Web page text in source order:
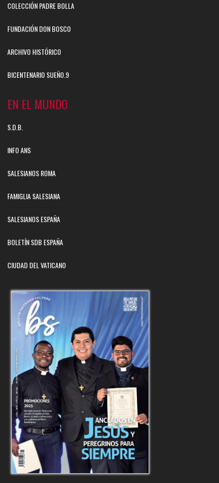
COLECCIÓN PADRE BOLLA
FUNDACIÓN DON BOSCO
ARCHIVO HISTÓRICO
BICENTENARIO SUEÑO.9
EN EL MUNDO
S.D.B.
INFO ANS
SALESIANOS ROMA
FAMIGLIA SALESIANA
SALESIANOS ESPAÑA
BOLETÍN SDB ESPAÑA
CIUDAD DEL VATICANO